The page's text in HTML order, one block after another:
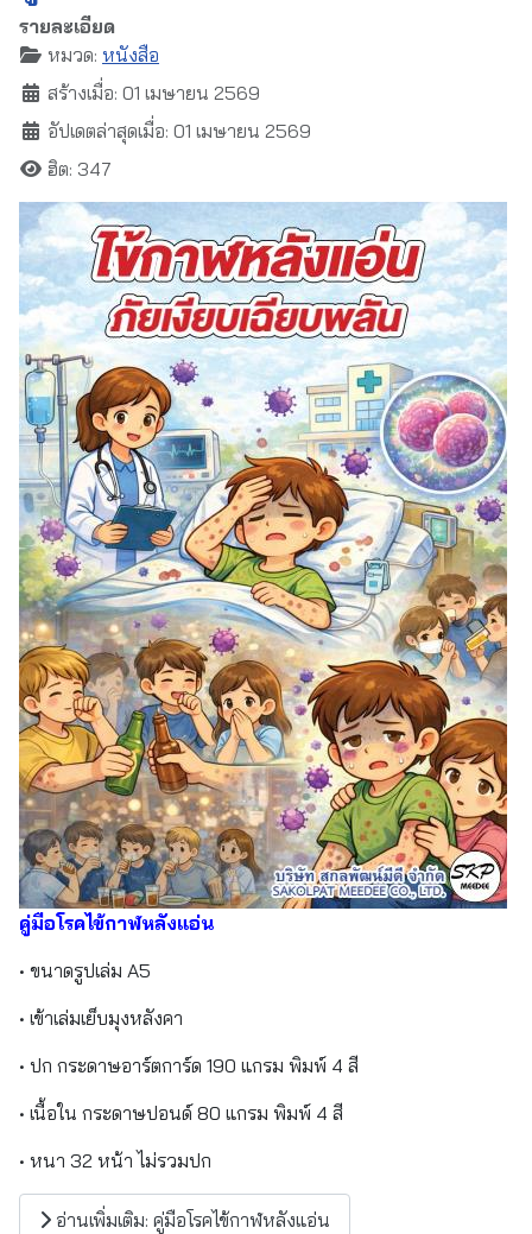
รายละเอียด
หมวด: หนังสือ
สร้างเมื่อ: 01 เมษายน 2569
อัปเดตล่าสุดเมื่อ: 01 เมษายน 2569
ฮิต: 347
คู่มือโรคไข้กาฬหลังแอ่น
• ขนาดรูปเล่ม A5
• เข้าเล่มเย็บมุงหลังคา
• ปก กระดาษอาร์ตการ์ด 190 แกรม พิมพ์ 4 สี
• เนื้อใน กระดาษปอนด์ 80 แกรม พิมพ์ 4 สี
• หนา 32 หน้า ไม่รวมปก
อ่านเพิ่มเติม: คู่มือโรคไข้กาฬหลังแอ่น